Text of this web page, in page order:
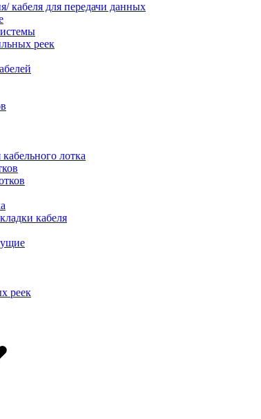
кабеля для передачи данных
реек
лотка
кабеля
реек